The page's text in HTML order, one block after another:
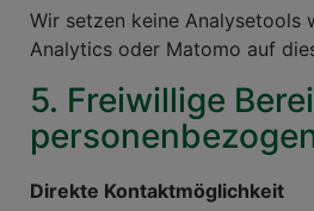
Wir setzen keine Analysetools
Analytics oder Matomo auf
5. Freiwillige
Direkte Kontaktmöglichkeit